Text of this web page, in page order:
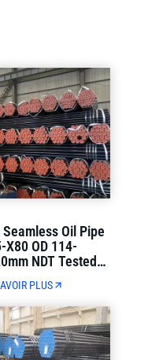
Oil Pipe
X80 OD 114-
NDT Tested
De Qualité
PLUS